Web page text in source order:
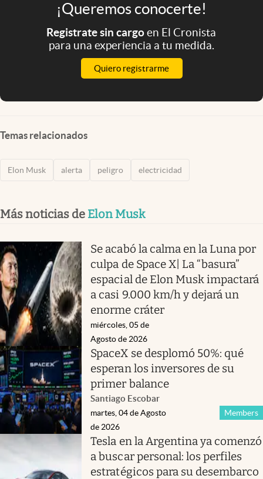
¡Queremos conocerte!
Registrate sin cargoen El Cronista
para una experiencia a tu medida.
Quiero registrarme
Temas relacionados
Elon Musk alerta peligro electricidad
Más noticias de Elon Musk
Se acabó la calma en la Luna por
culpa de Space X| La “basura”
espacial de Elon Musk impactará
a casi 9.000 km/h y dejará un
enorme cráter
miércoles, 05 de
Agosto de 2026
SpaceX se desplomó 50%: qué
esperan los inversores de su
primer balance
Santiago Escobar
Members
martes, 04 de Agosto
de 2026
Tesla en la Argentina ya comenzó
a buscar personal: los perfiles
estratégicos para su desembarco